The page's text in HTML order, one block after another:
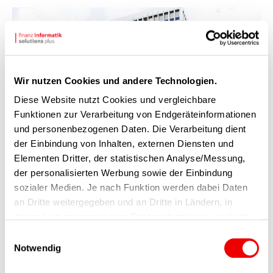
Wir nutzen Cookies und andere Technologien.
Diese Website nutzt Cookies und vergleichbare
Funktionen zur Verarbeitung von Endgeräteinformationen
und personenbezogenen Daten. Die Verarbeitung dient
der Einbindung von Inhalten, externen Diensten und
Elementen Dritter, der statistischen Analyse/Messung,
der personalisierten Werbung sowie der Einbindung
sozialer Medien. Je nach Funktion werden dabei Daten
an Dritte weitergegeben und an Dritte in Ländern, in
Einwilligung ist stets freiwillig, für die Nutzung unserer
Website nicht erforderlich und kann jederzeit auf unserer
Notwendig
ARBEITGEBERBEWERTUNGEN
Feedback treibt uns an – das sagen die